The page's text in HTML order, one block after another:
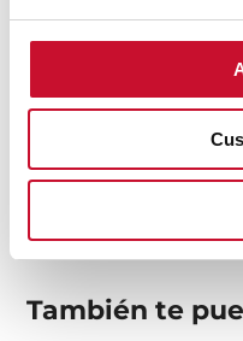
Modelos
También te